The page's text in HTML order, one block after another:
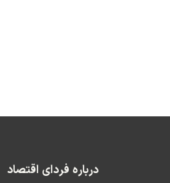
درباره فردای اقتصاد